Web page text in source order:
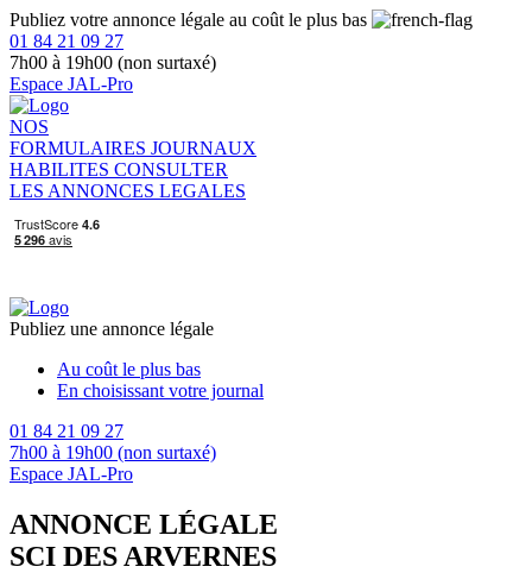
Publiez votre annonce légale au coût le plus bas
01 84 21 09 27
7h00 à 19h00 (non surtaxé)
Espace JAL-Pro
NOS
FORMULAIRES JOURNAUX
HABILITES CONSULTER
LES ANNONCES LEGALES
Publiez une annonce légale
Au coût le plus bas
En choisissant votre journal
01 84 21 09 27
7h00 à 19h00 (non surtaxé)
Espace JAL-Pro
ANNONCE LÉGALE
SCI DES ARVERNES